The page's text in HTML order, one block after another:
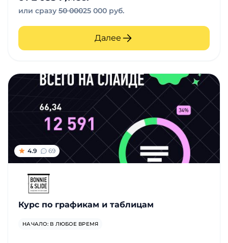
или сразу 50 00025 000 руб.
Далее
4.9 69
Курс по графикам и таблицам
НАЧАЛО: В ЛЮБОЕ ВРЕМЯ